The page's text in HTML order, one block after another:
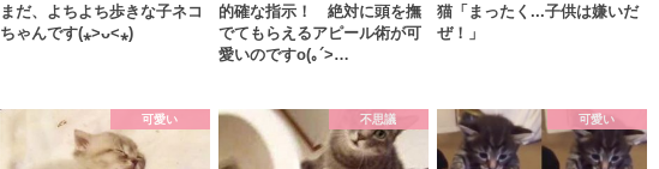
まだ、よちよち歩きな子ネコ
ちゃんです(⁎˃ᴗ˂⁎)
的確な指示！ 絶対に頭を撫
でてもらえるアピール術が可
愛いのですo(｡´>…
猫「まったく...子供は嫌いだ
ぜ！」
可愛い 不思議 可愛い